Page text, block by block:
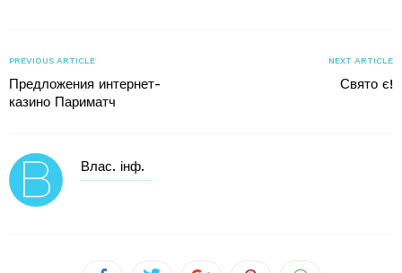
PREVIOUS ARTICLE
Предложения интернет-
казино Париматч
NEXT ARTICLE
Свято є!
Влас. інф.